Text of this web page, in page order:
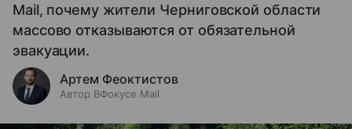
Mail, почему жители Черниговской области
массово отказываются от обязательной
эвакуации.
Артем Феоктистов
Автор ВФокусе Mail